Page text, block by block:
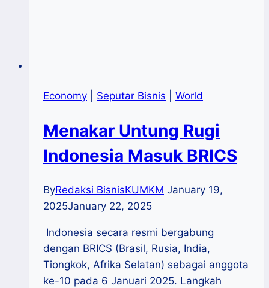
Economy Seputar Bisnis World
Menakar Untung Rugi
Indonesia Masuk BRICS
ByRedaksi BisnisKUMKM January 19,
2025January 22, 2025
Indonesia secara resmi bergabung
dengan BRICS (Brasil, Rusia, India,
Tiongkok, Afrika Selatan) sebagai anggota
ke-10 pada 6 Januari 2025. Langkah